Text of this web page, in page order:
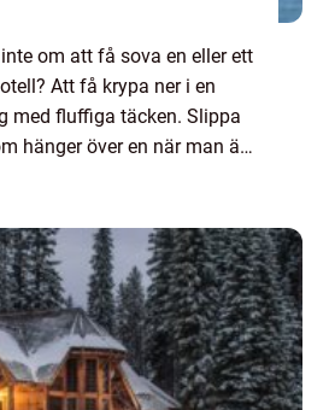
om att få sova en eller ett
Att få krypa ner i en
med fluffiga täcken. Slippa
hänger över en när man är